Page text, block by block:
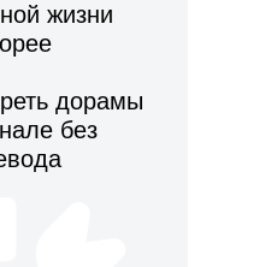
жизни
дорамы
без